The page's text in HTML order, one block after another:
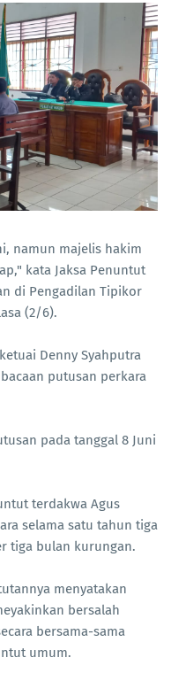
namun majelis hakim
kata Jaksa Penuntut
di Pengadilan Tipikor
(2/6).
Denny Syahputra
putusan perkara
pada tanggal 8 Juni
terdakwa Agus
selama satu tahun tiga
tiga bulan kurungan.
menyatakan
bersalah
bersama-sama
umum.